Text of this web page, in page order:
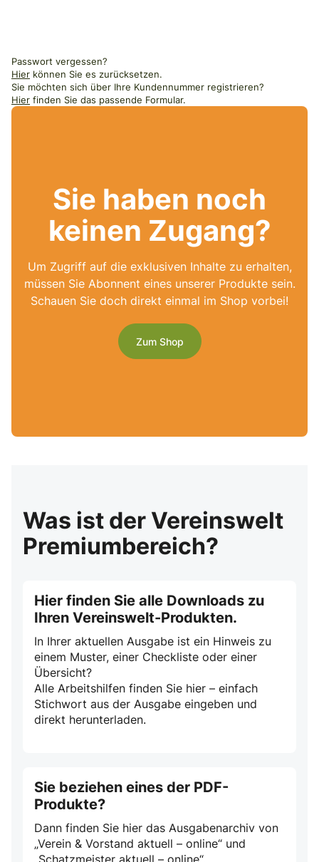
Passwort vergessen?
Hier können Sie es zurücksetzen.
Sie möchten sich über Ihre Kundennummer registrieren?
Hier finden Sie das passende Formular.
Sie haben noch
keinen Zugang?
Um Zugriff auf die exklusiven Inhalte zu erhalten,
müssen Sie Abonnent eines unserer Produkte sein.
Schauen Sie doch direkt einmal im Shop vorbei!
Zum Shop
Was ist der Vereinswelt
Premiumbereich?
Hier finden Sie alle Downloads zu
Ihren Vereinswelt-Produkten.
In Ihrer aktuellen Ausgabe ist ein Hinweis zu
einem Muster, einer Checkliste oder einer
Übersicht?
Alle Arbeitshilfen finden Sie hier – einfach
Stichwort aus der Ausgabe eingeben und
direkt herunterladen.
Sie beziehen eines der PDF-
Produkte?
Dann finden Sie hier das Ausgabenarchiv von
„Verein & Vorstand aktuell – online“ und
„Schatzmeister aktuell – online“.